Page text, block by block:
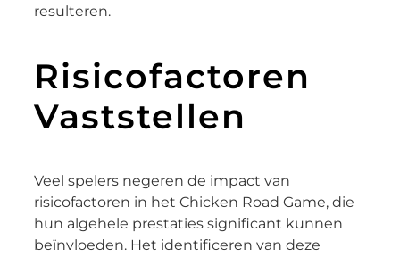
resulteren.
Risicofactoren
Vaststellen
Veel spelers negeren de impact van
risicofactoren in het Chicken Road Game, die
hun algehele prestaties significant kunnen
beïnvloeden. Het identificeren van deze